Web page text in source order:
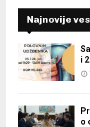
Najnovije
i
o